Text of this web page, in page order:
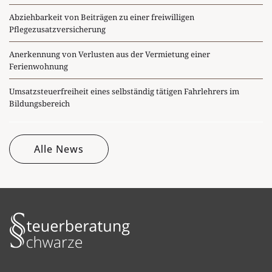
Abziehbarkeit von Beiträgen zu einer freiwilligen
Pflegezusatzversicherung
Anerkennung von Verlusten aus der Vermietung einer
Ferienwohnung
Umsatzsteuerfreiheit eines selbständig tätigen Fahrlehrers im
Bildungsbereich
Alle News